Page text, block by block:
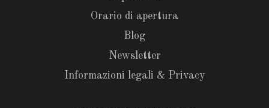
Orario di apertura
Blog
Newsletter
Informazioni legali & Privacy